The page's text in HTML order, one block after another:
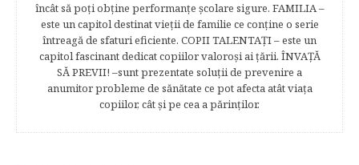
încât să poţi obţine performanţe şcolare sigure. FAMILIA –
este un capitol destinat vieţii de familie ce conţine o serie
întreagă de sfaturi eficiente. COPII TALENTAŢI – este un
capitol fascinant dedicat copiilor valoroși ai țării. ÎNVAŢĂ
SĂ PREVII! –sunt prezentate soluţii de prevenire a
anumitor probleme de sănătate ce pot afecta atât viaţa
copiilor, cât şi pe cea a părinţilor.